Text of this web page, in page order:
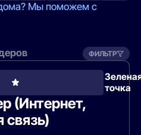
Мы поможем с
ФИЛЬТР
точка
(Интернет,